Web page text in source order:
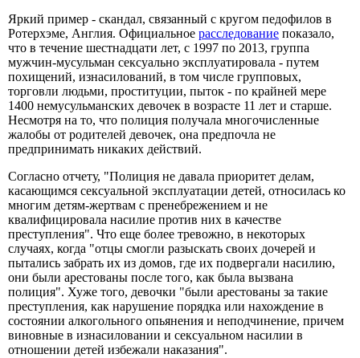
Яркий пример - скандал, связанный с кругом педофилов в
Ротерхэме, Англия. Официальное расследование показало,
что в течение шестнадцати лет, с 1997 по 2013, группа
мужчин-мусульман сексуально эксплуатировала - путем
похищений, изнасилований, в том числе групповых,
торговли людьми, проституции, пыток - по крайней мере
1400 немусульманских девочек в возрасте 11 лет и старше.
Несмотря на то, что полиция получала многочисленные
жалобы от родителей девочек, она предпочла не
предпринимать никаких действий.
Согласно отчету, "Полиция не давала приоритет делам,
касающимся сексуальной эксплуатации детей, относилась ко
многим детям-жертвам с пренебрежением и не
квалифицировала насилие против них в качестве
преступления". Что еще более тревожно, в некоторых
случаях, когда "отцы смогли разыскать своих дочерей и
пытались забрать их из домов, где их подвергали насилию,
они были арестованы после того, как была вызвана
полиция". Хуже того, девочки "были арестованы за такие
преступления, как нарушение порядка или нахождение в
состоянии алкогольного опьянения и неподчинение, причем
виновные в изнасиловании и сексуальном насилии в
отношении детей избежали наказания".